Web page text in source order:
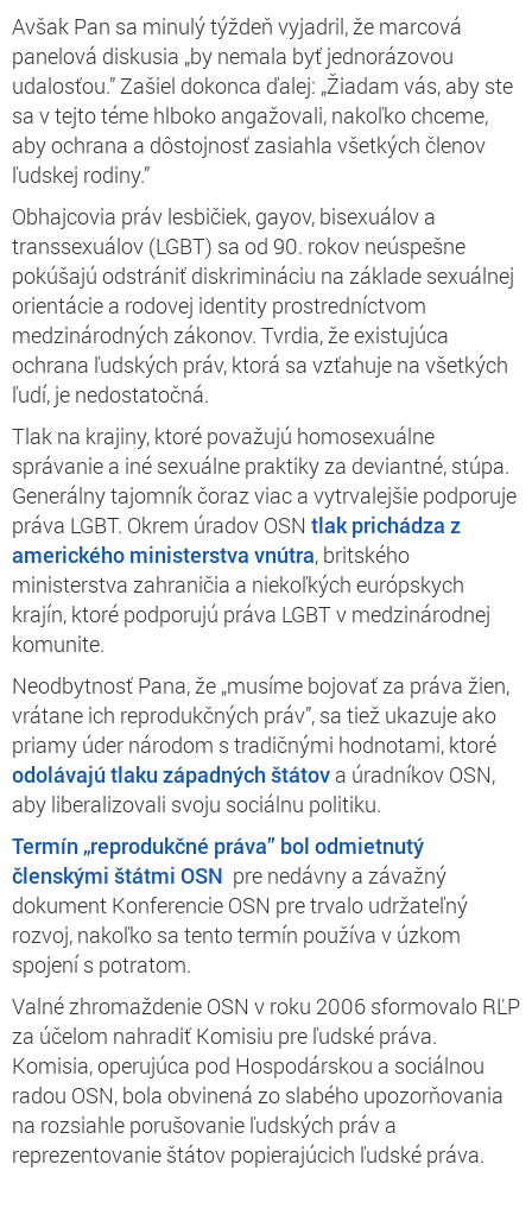
Avšak Pan sa minulý týždeň vyjadril, že marcová
panelová diskusia „by nemala byť jednorázovou
udalosťou.” Zašiel dokonca ďalej: „Žiadam vás, aby ste
sa v tejto téme hlboko angažovali, nakoľko chceme,
aby ochrana a dôstojnosť zasiahla všetkých členov
ľudskej rodiny.”
Obhajcovia práv lesbičiek, gayov, bisexuálov a
transsexuálov (LGBT) sa od 90. rokov neúspešne
pokúšajú odstrániť diskrimináciu na základe sexuálnej
orientácie a rodovej identity prostredníctvom
medzinárodných zákonov. Tvrdia, že existujúca
ochrana ľudských práv, ktorá sa vzťahuje na všetkých
ľudí, je nedostatočná.
Tlak na krajiny, ktoré považujú homosexuálne
správanie a iné sexuálne praktiky za deviantné, stúpa.
Generálny tajomník čoraz viac a vytrvalejšie podporuje
práva LGBT. Okrem úradov OSN tlak prichádza z
amerického ministerstva vnútra, britského
ministerstva zahraničia a niekoľkých európskych
krajín, ktoré podporujú práva LGBT v medzinárodnej
komunite.
Neodbytnosť Pana, že „musíme bojovať za práva žien,
vrátane ich reprodukčných práv”, sa tiež ukazuje ako
priamy úder národom s tradičnými hodnotami, ktoré
odolávajú tlaku západných štátov a úradníkov OSN,
aby liberalizovali svoju sociálnu politiku.
Termín „reprodukčné práva” bol odmietnutý
členskými štátmi OSN pre nedávny a závažný
dokument Konferencie OSN pre trvalo udržateľný
rozvoj, nakoľko sa tento termín používa v úzkom
spojení s potratom.
Valné zhromaždenie OSN v roku 2006 sformovalo RĽP
za účelom nahradiť Komisiu pre ľudské práva.
Komisia, operujúca pod Hospodárskou a sociálnou
radou OSN, bola obvinená zo slabého upozorňovania
na rozsiahle porušovanie ľudských práv a
reprezentovanie štátov popierajúcich ľudské práva.